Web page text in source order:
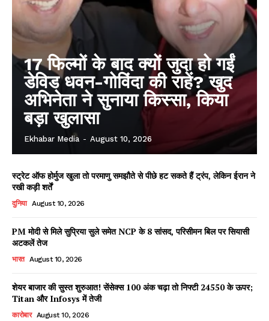
17 फिल्मों के बाद क्यों जुदा हो गईं
डेविड धवन-गोविंदा की राहें? खुद
अभिनेता ने सुनाया किस्सा, किया
बड़ा खुलासा
Ekhabar Media - August 10, 2026
स्ट्रेट ऑफ होर्मुज खुला तो परमाणु समझौते से पीछे हट सकते हैं ट्रंप, लेकिन ईरान ने
रखी कड़ी शर्तें
दुनिया August 10, 2026
PM मोदी से मिले सुप्रिया सुले समेत NCP के 8 सांसद, परिसीमन बिल पर सियासी
अटकलें तेज
भारत August 10, 2026
शेयर बाजार की सुस्त शुरुआत! सेंसेक्स 100 अंक चढ़ा तो निफ्टी 24550 के ऊपर;
Titan और Infosys में तेजी
कारोबार August 10, 2026